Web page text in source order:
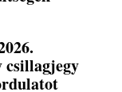
csillagjegy